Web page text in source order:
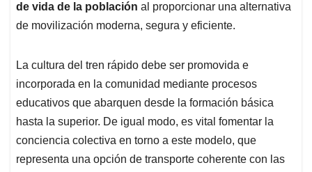
de vida de la población al proporcionar una alternativa
de movilización moderna, segura y eficiente.
La cultura del tren rápido debe ser promovida e
incorporada en la comunidad mediante procesos
educativos que abarquen desde la formación básica
hasta la superior. De igual modo, es vital fomentar la
conciencia colectiva en torno a este modelo, que
representa una opción de transporte coherente con las